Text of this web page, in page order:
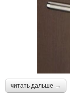
читать дальше →